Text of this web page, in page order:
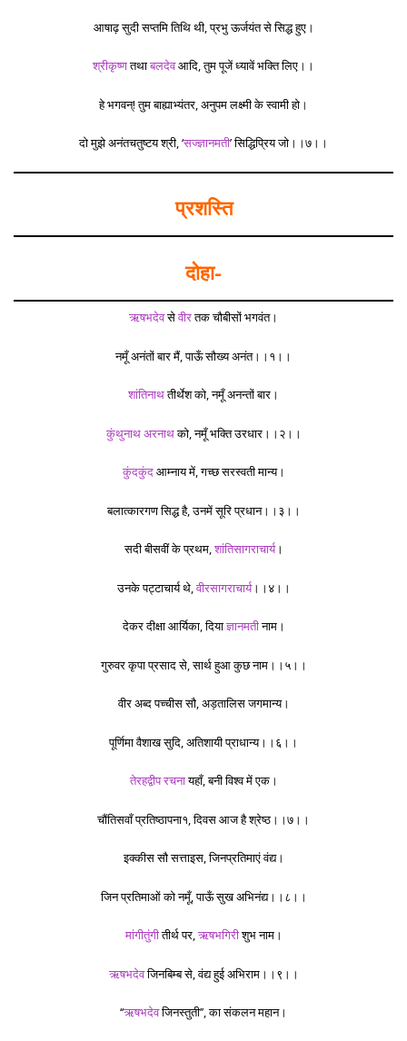
आषाढ़ सुदी सप्तमि तिथि थी, प्रभु ऊर्जयंत से सिद्ध हुए।
श्रीकृष्णतथाबलदेवआदि, तुम पूजें ध्यावें भक्ति लिए।।
हे भगवन्! तुम बाह्याभ्यंतर, अनुपम लक्ष्मी के स्वामी हो।
दो मुझे अनंतचतुष्टय श्री, ‘सज्ज्ञानमती’ सिद्धिप्रिय जो।।७।।
प्रशस्ति
दोहा-
ऋषभदेवसेवीरतक चौबीसों भगवंत।
नमूँ अनंतों बार मैं, पाऊँ सौख्य अनंत।।१।।
शांतिनाथतीर्थेश को, नमूँ अनन्तों बार।
कुंथुनाथअरनाथको, नमूँ भक्ति उरधार।।२।।
कुंदकुंदआम्नाय में, गच्छ सरस्वती मान्य।
बलात्कारगण सिद्ध है, उनमें सूरि प्रधान।।३।।
सदी बीसवीं के प्रथम,शांतिसागराचार्य।
उनके पट्टाचार्य थे,वीरसागराचार्य।।४।।
देकर दीक्षा आर्यिका, दियाज्ञानमतीनाम।
गुरुवर कृपा प्रसाद से, सार्थ हुआ कुछ नाम।।५।।
वीर अब्द पच्चीस सौ, अड़तालिस जगमान्य।
पूर्णिमा वैशाख सुदि, अतिशायी प्राधान्य।।६।।
तेरहद्वीप रचनायहाँ, बनी विश्व में एक।
चौंतिसवाँ प्रतिष्ठापना१, दिवस आज है श्रेष्ठ।।७।।
इक्कीस सौ सत्ताइस, जिनप्रतिमाएं वंद्य।
जिन प्रतिमाओं को नमूँ, पाऊँ सुख अभिनंद्य।।८।।
मांगीतुंगीतीर्थ पर,ऋषभगिरीशुभ नाम।
ऋषभदेवजिनबिम्ब से, वंद्य हुई अभिराम।।९।।
‘‘ऋषभदेवजिनस्तुती’’, का संकलन महान।